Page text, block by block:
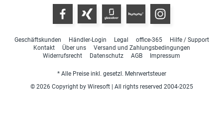
Geschäftskunden Händler-Login Legal office-365
Hilfe / Support
Kontakt
Über uns
Versand und Zahlungsbedingungen
Widerrufsrecht
Datenschutz AGB Impressum
* Alle Preise inkl. gesetzl. Mehrwertsteuer
© 2026 Copyright by Wiresoft | All rights reserved 2004-2025